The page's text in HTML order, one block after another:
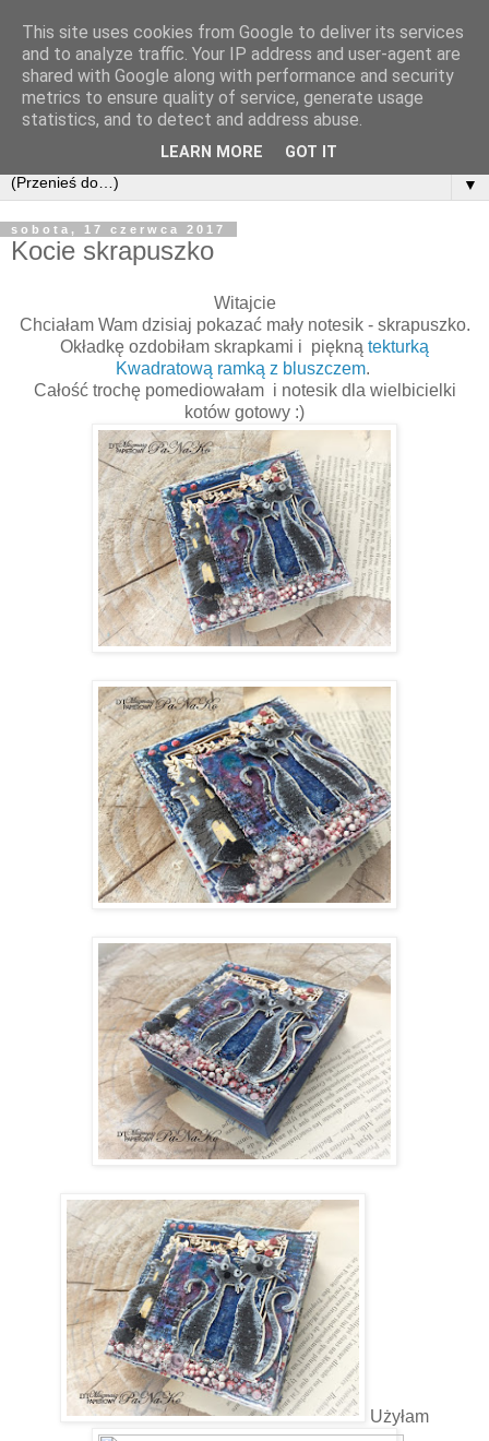
▼
sobota, 17 czerwca 2017
Kocie skrapuszko
Witajcie
Chciałam Wam dzisiaj pokazać mały notesik - skrapuszko.
Okładkę ozdobiłam skrapkami i piękną tekturką
Kwadratową ramką z bluszczem.
Całość trochę pomediowałam i notesik dla wielbicielki
kotów gotowy :)
Użyłam
This site uses cookies from Google to deliver its services
and to analyze traffic. Your IP address and user-agent are
shared with Google along with performance and security
metrics to ensure quality of service, generate usage
statistics, and to detect and address abuse.
LEARN MORE GOT IT